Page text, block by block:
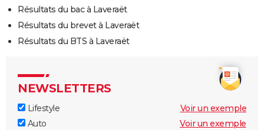
Résultats du bac à Laveraët
Résultats du brevet à Laveraët
Résultats du BTS à Laveraët
NEWSLETTERS
Lifestyle
Voir un exemple
Auto
Voir un exemple